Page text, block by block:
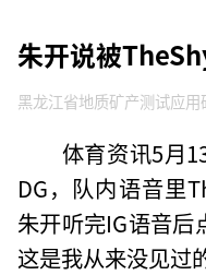
朱开说被
黑龙江省地质矿产测试应用
体育资讯5月
DG，队内语音里
朱开听完IG语音后
这是我从来没见过